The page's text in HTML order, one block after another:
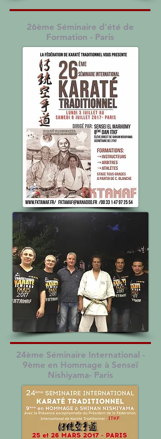
26ème Séminaire d'été de
Formation - Paris
24ème Séminaire International -
9ème en Hommage à Senseï
Nishiyama- Paris